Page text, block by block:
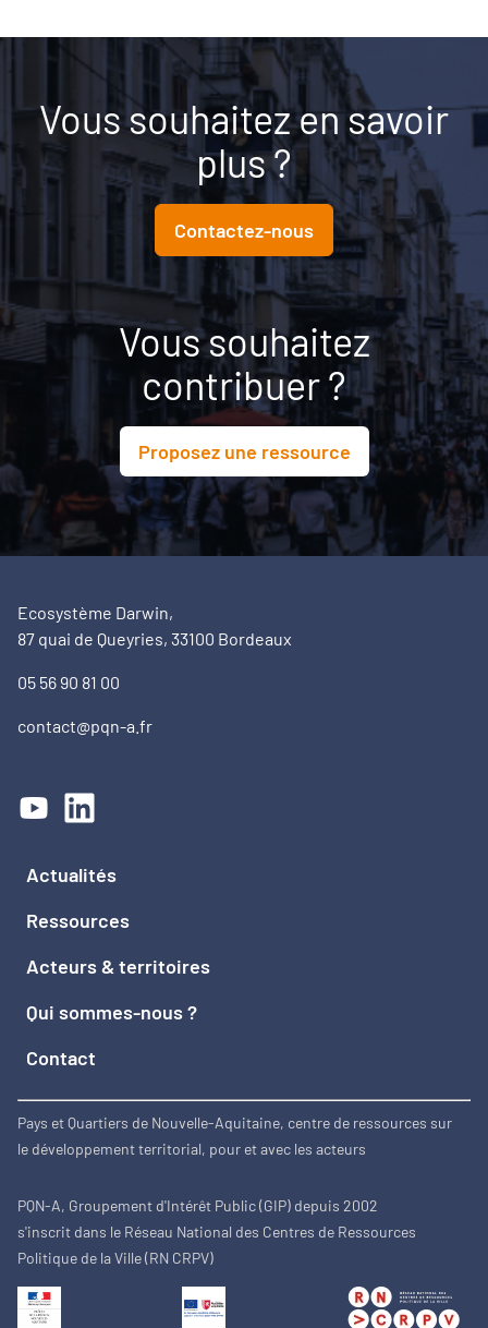
Vous souhaitez en savoir
plus ?
Contactez-nous
Vous souhaitez
contribuer ?
Proposez une ressource
Ecosystème Darwin,
87 quai de Queyries, 33100 Bordeaux
05 56 90 81 00
contact@pqn-a.fr
Actualités
Ressources
Acteurs & territoires
Qui sommes-nous ?
Contact
Pays et Quartiers de Nouvelle-Aquitaine, centre de ressources sur
le développement territorial, pour et avec les acteurs
PQN-A, Groupement d'Intérêt Public (GIP) depuis 2002
s'inscrit dans le Réseau National des Centres de Ressources
Politique de la Ville (RN CRPV)